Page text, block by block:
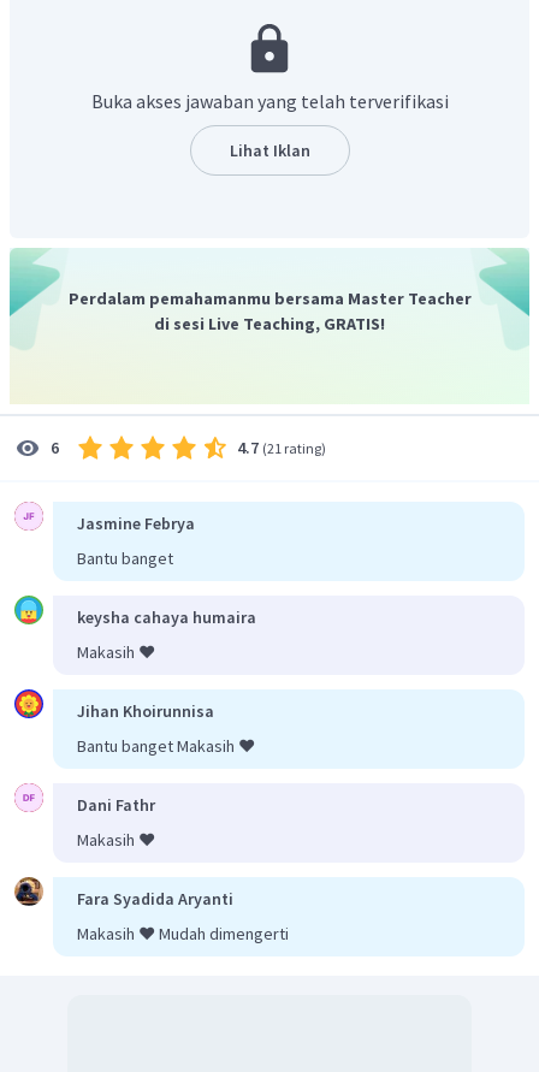
pada ruas yang kekurangan atom
suasana asam atau menambahkan
jika suasana basa.
4. Menyamakan muatan pada kedua ruas dengan
menambahkan elektron.
5. Jumlahkan kedua persamaan dengan menyetarakan
terlebih dahulu jumlah elektronnya.
Maka koefisiennya:
Buka akses jawaban yang telah terverifikasi
Lihat Iklan
Perdalam pemahamanmu bersama Master Teacher
di sesi Live Teaching, GRATIS!
6 4.7 (21 rating)
Jasmine Febrya
Bantu banget
keysha cahaya humaira
Makasih ❤️
Jihan Khoirunnisa
Bantu banget Makasih ❤️
Dani Fathr
Makasih ❤️
Fara Syadida Aryanti
Makasih ❤️ Mudah dimengerti